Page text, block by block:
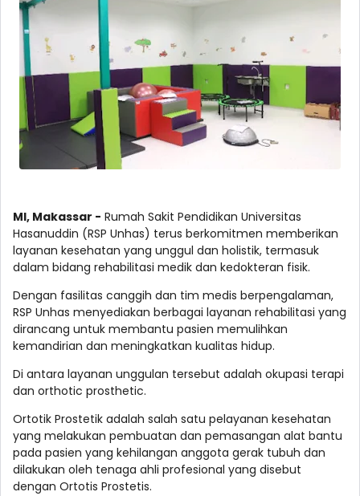
MI, Makassar - Rumah Sakit Pendidikan Universitas
Hasanuddin (RSP Unhas) terus berkomitmen memberikan
layanan kesehatan yang unggul dan holistik, termasuk
dalam bidang rehabilitasi medik dan kedokteran fisik.
Dengan fasilitas canggih dan tim medis berpengalaman,
RSP Unhas menyediakan berbagai layanan rehabilitasi yang
dirancang untuk membantu pasien memulihkan
kemandirian dan meningkatkan kualitas hidup.
Di antara layanan unggulan tersebut adalah okupasi terapi
dan orthotic prosthetic.
Ortotik Prostetik adalah salah satu pelayanan kesehatan
yang melakukan pembuatan dan pemasangan alat bantu
pada pasien yang kehilangan anggota gerak tubuh dan
dilakukan oleh tenaga ahli profesional yang disebut
dengan Ortotis Prostetis.